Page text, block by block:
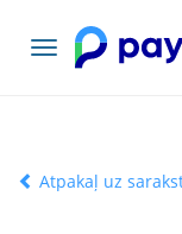
Pārslēgt
navigāciju
Atpakaļ uz